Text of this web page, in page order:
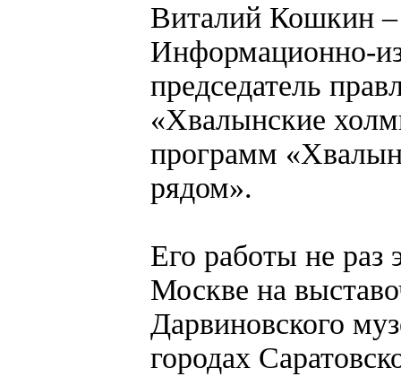
Виталий Кошкин –
Информационно-
председатель
«Хвалынские
программ
рядом».
Его работы не раз
Москве на
Дарвиновского
городах